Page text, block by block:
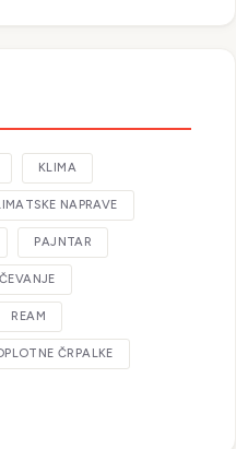
KLIMA
NAPRAVE
PAJNTAR
REAM
ČRPALKE